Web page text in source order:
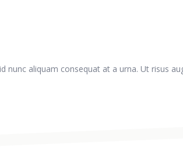
aliquam consequat at a urna. Ut risus